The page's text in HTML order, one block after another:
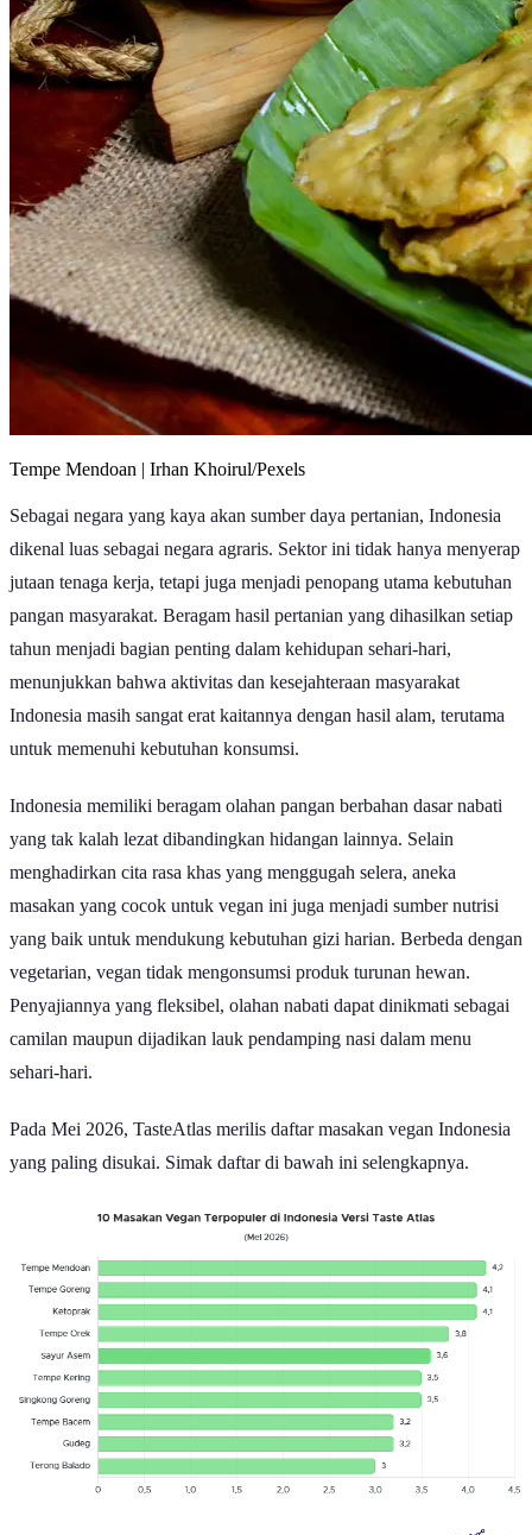
Tempe Mendoan | Irhan Khoirul/Pexels
Sebagai negara yang kaya akan sumber daya pertanian, Indonesia
dikenal luas sebagai negara agraris. Sektor ini tidak hanya menyerap
jutaan tenaga kerja, tetapi juga menjadi penopang utama kebutuhan
pangan masyarakat. Beragam hasil pertanian yang dihasilkan setiap
tahun menjadi bagian penting dalam kehidupan sehari-hari,
menunjukkan bahwa aktivitas dan kesejahteraan masyarakat
Indonesia masih sangat erat kaitannya dengan hasil alam, terutama
untuk memenuhi kebutuhan konsumsi.
Indonesia memiliki beragam olahan pangan berbahan dasar nabati
yang tak kalah lezat dibandingkan hidangan lainnya. Selain
menghadirkan cita rasa khas yang menggugah selera, aneka
masakan yang cocok untuk vegan ini juga menjadi sumber nutrisi
yang baik untuk mendukung kebutuhan gizi harian. Berbeda dengan
vegetarian, vegan tidak mengonsumsi produk turunan hewan.
Penyajiannya yang fleksibel, olahan nabati dapat dinikmati sebagai
camilan maupun dijadikan lauk pendamping nasi dalam menu
sehari-hari.
Pada Mei 2026, TasteAtlas merilis daftar masakan vegan Indonesia
yang paling disukai. Simak daftar di bawah ini selengkapnya.